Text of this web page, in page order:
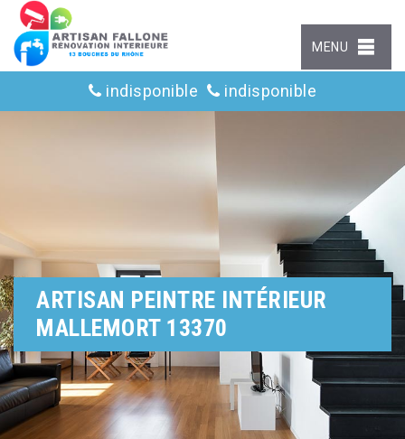
MENU
indisponible indisponible
ARTISAN PEINTRE INTÉRIEUR
MALLEMORT 13370